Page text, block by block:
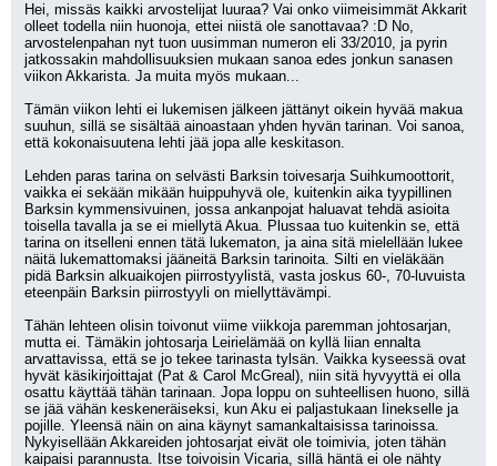
Hei, missäs kaikki arvostelijat luuraa? Vai onko viimeisimmät Akkarit
olleet todella niin huonoja, ettei niistä ole sanottavaa? :D No,
arvostelenpahan nyt tuon uusimman numeron eli 33/2010, ja pyrin
jatkossakin mahdollisuuksien mukaan sanoa edes jonkun sanasen
viikon Akkarista. Ja muita myös mukaan...
Tämän viikon lehti ei lukemisen jälkeen jättänyt oikein hyvää makua
suuhun, sillä se sisältää ainoastaan yhden hyvän tarinan. Voi sanoa,
että kokonaisuutena lehti jää jopa alle keskitason.
Lehden paras tarina on selvästi Barksin toivesarja Suihkumoottorit,
vaikka ei sekään mikään huippuhyvä ole, kuitenkin aika tyypillinen
Barksin kymmensivuinen, jossa ankanpojat haluavat tehdä asioita
toisella tavalla ja se ei miellytä Akua. Plussaa tuo kuitenkin se, että
tarina on itselleni ennen tätä lukematon, ja aina sitä mielellään lukee
näitä lukemattomaksi jääneitä Barksin tarinoita. Silti en vieläkään
pidä Barksin alkuaikojen piirrostyylistä, vasta joskus 60-, 70-luvuista
eteenpäin Barksin piirrostyyli on miellyttävämpi.
Tähän lehteen olisin toivonut viime viikkoja paremman johtosarjan,
mutta ei. Tämäkin johtosarja Leirielämää on kyllä liian ennalta
arvattavissa, että se jo tekee tarinasta tylsän. Vaikka kyseessä ovat
hyvät käsikirjoittajat (Pat & Carol McGreal), niin sitä hyvyyttä ei olla
osattu käyttää tähän tarinaan. Jopa loppu on suhteellisen huono, sillä
se jää vähän keskeneräiseksi, kun Aku ei paljastukaan Iinekselle ja
pojille. Yleensä näin on aina käynyt samankaltaisissa tarinoissa.
Nykyisellään Akkareiden johtosarjat eivät ole toimivia, joten tähän
kaipaisi parannusta. Itse toivoisin Vicaria, sillä häntä ei ole nähty